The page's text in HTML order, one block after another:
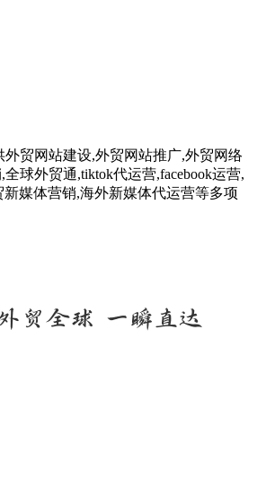
贸网站建设,外贸网站推广,外贸网络
球外贸通,tiktok代运营,facebook运营,
新媒体营销,海外新媒体代运营等多项